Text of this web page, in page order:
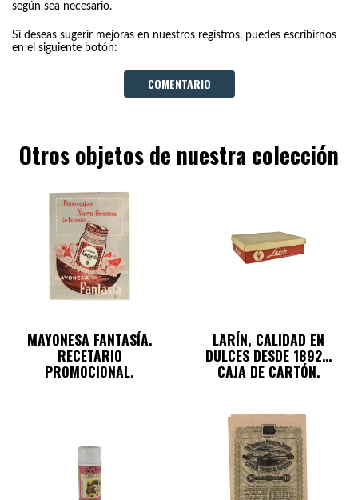
según sea necesario.
Si deseas sugerir mejoras en nuestros registros, puedes escribirnos
en el siguiente botón:
COMENTARIO
Otros objetos de nuestra colección
MAYONESA FANTASÍA.
RECETARIO
PROMOCIONAL.
LARÍN, CALIDAD EN
DULCES DESDE 1892…
CAJA DE CARTÓN.